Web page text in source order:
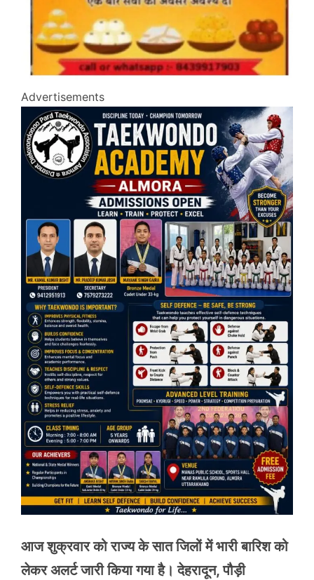
Advertisements
आज शुक्रवार को राज्य के सात जिलों में भारी बारिश को
लेकर अलर्ट जारी किया गया है। देहरादून, पौड़ी